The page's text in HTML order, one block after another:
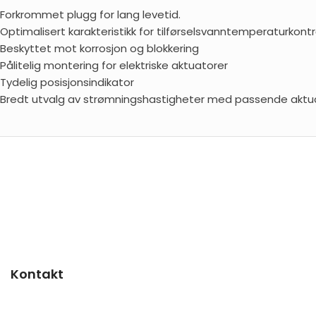
Forkrommet plugg for lang levetid.
Optimalisert karakteristikk for
Beskyttet mot korrosjon og blokkering
Pålitelig montering for elektriske aktuatorer
Tydelig posisjonsindikator
Bredt utvalg av strømningshastigheter med passende
Kontakt